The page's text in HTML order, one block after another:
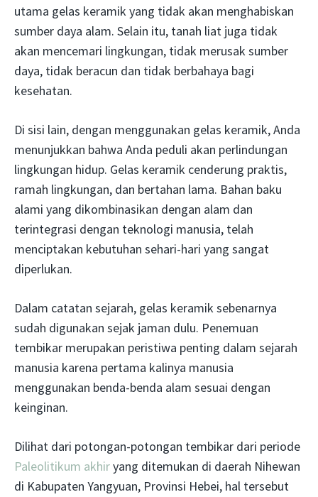
utama gelas keramik yang tidak akan menghabiskan
sumber daya alam. Selain itu, tanah liat juga tidak
akan mencemari lingkungan, tidak merusak sumber
daya, tidak beracun dan tidak berbahaya bagi
kesehatan.
Di sisi lain, dengan menggunakan gelas keramik, Anda
menunjukkan bahwa Anda peduli akan perlindungan
lingkungan hidup. Gelas keramik cenderung praktis,
ramah lingkungan, dan bertahan lama. Bahan baku
alami yang dikombinasikan dengan alam dan
terintegrasi dengan teknologi manusia, telah
menciptakan kebutuhan sehari-hari yang sangat
diperlukan.
Dalam catatan sejarah, gelas keramik sebenarnya
sudah digunakan sejak jaman dulu. Penemuan
tembikar merupakan peristiwa penting dalam sejarah
manusia karena pertama kalinya manusia
menggunakan benda-benda alam sesuai dengan
keinginan.
Dilihat dari potongan-potongan tembikar dari periode
Paleolitikum akhiryang ditemukan di daerah Nihewan
di Kabupaten Yangyuan, Provinsi Hebei, hal tersebut